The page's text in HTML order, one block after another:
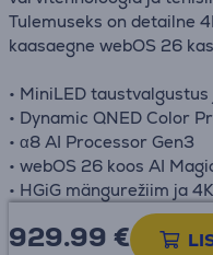
Tulemuseks on detailne
kaasaegne webOS 26
• MiniLED
• Dynamic QNED Color
• α8 AI Processor Gen3
• webOS 26 koos AI
• HGiG mängurežiim ja
929.99 €
Toote teabeleht